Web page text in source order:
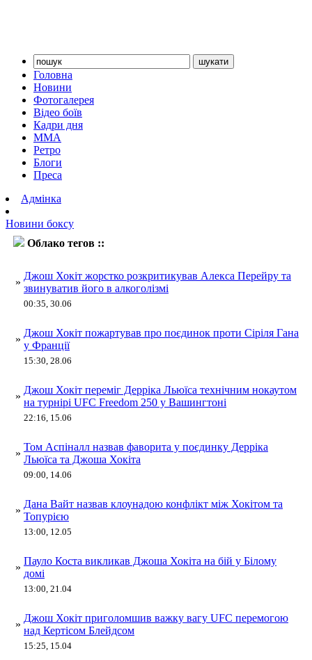
Головна
Новини
Фотогалерея
Відео боїв
Кадри дня
ММА
Ретро
Блоги
Преса
Адмінка
Новини боксу
Облако тегов ::
»
Джош Хокіт жорстко розкритикував Алекса Перейру та
звинуватив його в алкоголізмі
00:35, 30.06
»
Джош Хокіт пожартував про поєдинок проти Сіріля Гана
у Франції
15:30, 28.06
»
Джош Хокіт переміг Дерріка Льюїса технічним нокаутом
на турнірі UFC Freedom 250 у Вашингтоні
22:16, 15.06
»
Том Аспіналл назвав фаворита у поєдинку Дерріка
Льюїса та Джоша Хокіта
09:00, 14.06
»
Дана Вайт назвав клоунадою конфлікт між Хокітом та
Топурією
13:00, 12.05
»
Пауло Коста викликав Джоша Хокіта на бій у Білому
домі
13:00, 21.04
»
Джош Хокіт приголомшив важку вагу UFC перемогою
над Кертісом Блейдсом
15:25, 15.04